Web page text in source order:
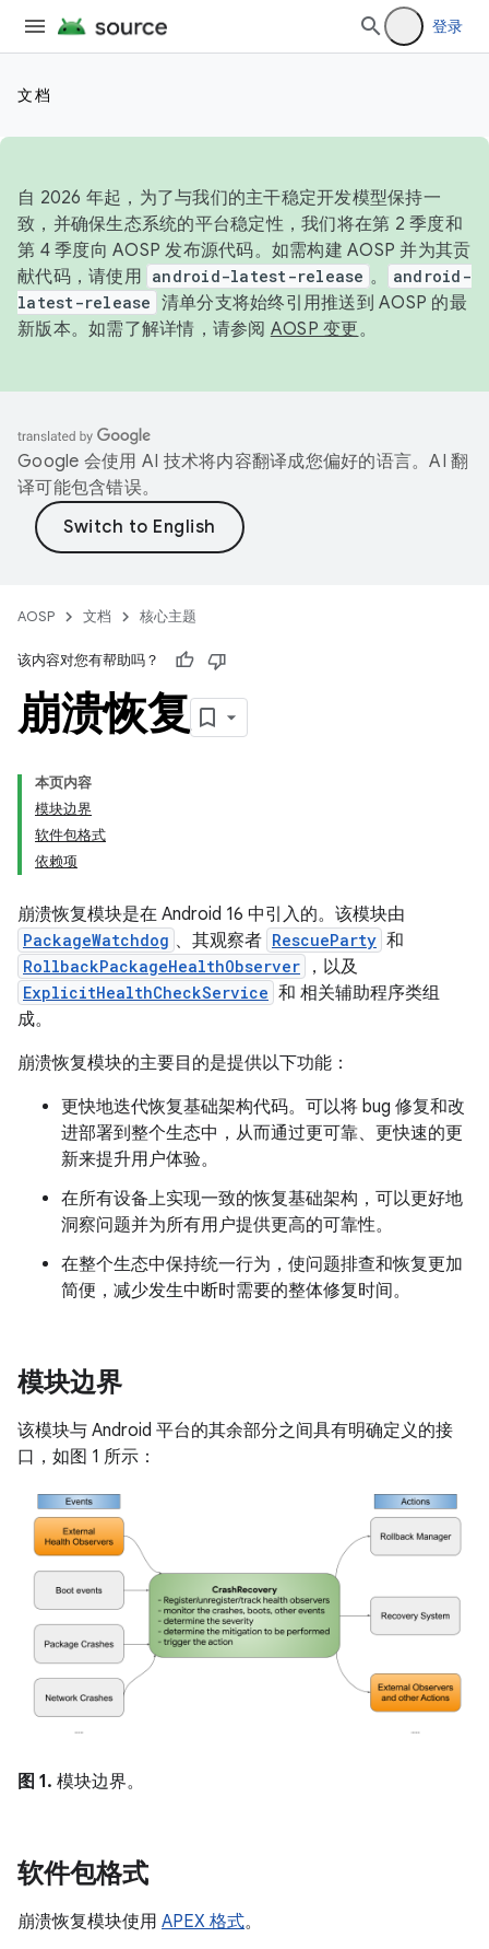
登录
文档
自 2026 年起，为了与我们的主干稳定开发模型保持一
致，并确保生态系统的平台稳定性，我们将在第 2 季度和
第 4 季度向 AOSP 发布源代码。如需构建 AOSP 并为其贡
献代码，请使用 android-latest-release 。
android-
latest-release 清单分支将始终引用推送到 AOSP 的最
新版本。如需了解详情，请参阅 AOSP 变更。
Google 会使用 AI 技术将内容翻译成您偏好的语言。AI 翻
译可能包含错误。
AOSP 文档 核心主题
该内容对您有帮助吗？
崩溃恢复
本页内容
模块边界
软件包格式
依赖项
崩溃恢复模块是在 Android 16 中引入的。该模块由
PackageWatchdog 、其观察者 RescueParty 和
RollbackPackageHealthObserver ，以及
ExplicitHealthCheckService 和 相关辅助程序类组
成。
崩溃恢复模块的主要目的是提供以下功能：
更快地迭代恢复基础架构代码。可以将 bug 修复和改
进部署到整个生态中，从而通过更可靠、更快速的更
新来提升用户体验。
在所有设备上实现一致的恢复基础架构，可以更好地
洞察问题并为所有用户提供更高的可靠性。
在整个生态中保持统一行为，使问题排查和恢复更加
简便，减少发生中断时需要的整体修复时间。
模块边界
该模块与 Android 平台的其余部分之间具有明确定义的接
口，如图 1 所示：
图 1. 模块边界。
软件包格式
崩溃恢复模块使用 APEX 格式。